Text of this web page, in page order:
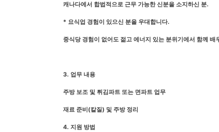
캐나다에서 합법적으로 근무 가능한 신분을 소지하신 분.
* 요식업 경험이 있으신 분을 우대합니다.
중식당 경험이 없어도 젊고 에너지 있는 분위기에서 함께 배
3. 업무 내용
주방 보조 및 튀김파트 또는 면파트 업무
재료 준비(칼질) 및 주방 정리
4. 지원 방법